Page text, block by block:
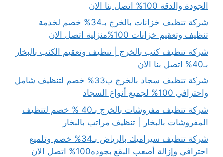
الجودة والدقة 100% اتصل بنا الان
شركة تنظيف خزانات بالخرج بـ34% خصم لخدمة
تنظيف وتعقيم خزانات 100%منزلية اتصل الان
شركة تنظيف كنب بالخرج | تنظيف وتعقيم الكنب بالبخار
بـ40% اتصل بنا الان
شركة تنظيف سجاد بالخرج ب33% خصم لتنظيف شامل
واحترافي 100% لجميع أنواع السجاد
شركة تنظيف مفروشات بالخرج بـ40 % خصم لتنظيف
المفروشات بالبخار | تنظيف مراتب بالبخار
شركة تنظيف سيراميك بالرياض بـ34% خصم وتلميع
احترافي وإزالة أصعب البقع بجوده100% اتصل الان